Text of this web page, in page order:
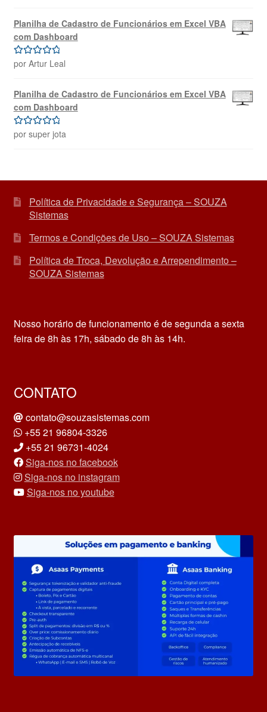
Planilha de Cadastro de Funcionários em Excel VBA
com Dashboard
Avaliação 5
por Artur Leal
Planilha de Cadastro de Funcionários em Excel VBA
com Dashboard
Avaliação5
por super jota
Política de Privacidade e Segurança – SOUZA
Sistemas
Termos e Condições de Uso – SOUZA Sistemas
Política de Troca, Devolução e Arrependimento –
SOUZA Sistemas
Nosso horário de funcionamento é de segunda a sexta
feira de 8h às 17h, sábado de 8h às 14h.
CONTATO
contato@souzasistemas.com
+55 21 96804-3326
+55 21 96731-4024
Siga-nos no facebook
Siga-nos no instagram
Siga-nos no youtube